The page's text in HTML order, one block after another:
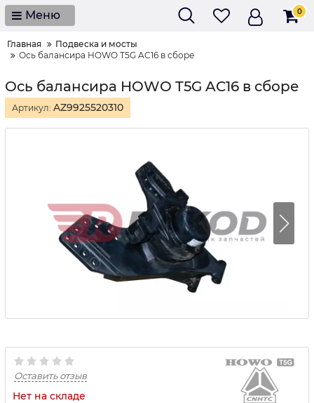
Меню 0
Главная
Подвеска и мосты
Ось балансира HOWO T5G AC16 в сборе
Ось балансира HOWO T5G AC16 в сборе
Артикул: AZ9925520310
Оставить отзыв
Нет на складе